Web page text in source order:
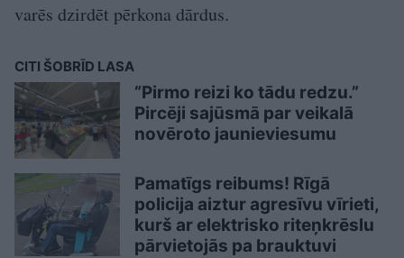
varēs dzirdēt pērkona dārdus.
CITI ŠOBRĪD LASA
“Pirmo reizi ko tādu redzu.”
Pircēji sajūsmā par veikalā
novēroto jaunieviesumu
Pamatīgs reibums! Rīgā
policija aiztur agresīvu vīrieti,
kurš ar elektrisko riteņkrēslu
pārvietojās pa brauktuvi